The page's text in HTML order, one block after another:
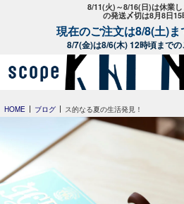
8/11(火)～8/16(日)は休業
の発送〆切は8月8日15
現在のご注文は8/8(土)
8/7(金)は8/6(木) 12時頃まで
HOME ブログ ス的なる夏の生活発見！